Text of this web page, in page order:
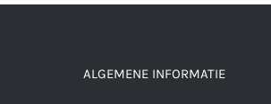
ALGEMENE INFORMATIE